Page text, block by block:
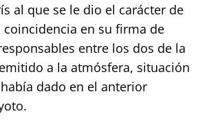
al que se le dio el carácter de
en su firma de
entre los dos de la
a la atmósfera, situación
dado en el anterior